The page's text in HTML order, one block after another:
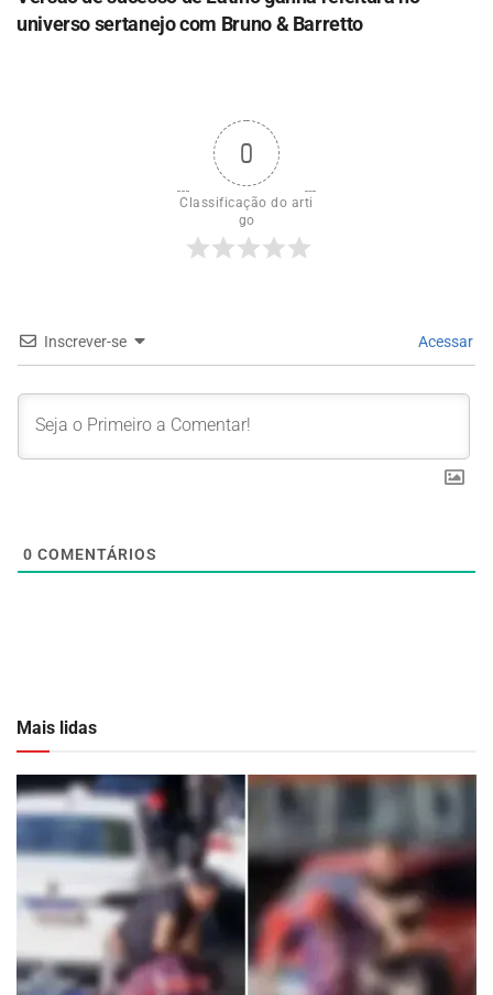
universo sertanejo com Bruno & Barretto
0
Classificação do arti
go
Inscrever-se Acessar
0 COMENTÁRIOS
Mais lidas